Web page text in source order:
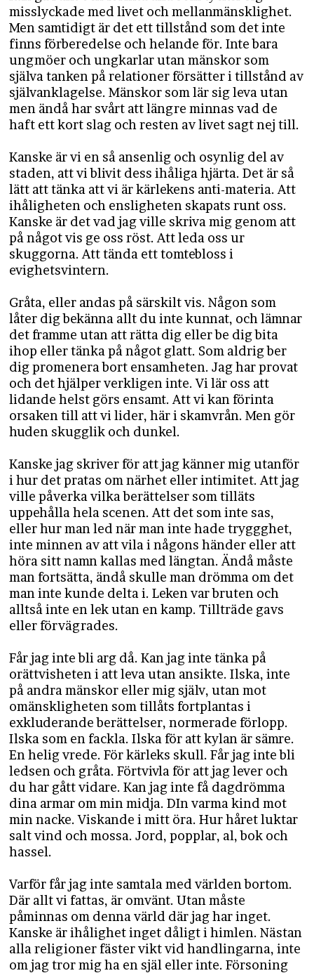
misslyckade med livet och mellanmänsklighet.
Men samtidigt är det ett tillstånd som det inte
finns förberedelse och helande för. Inte bara
ungmöer och ungkarlar utan mänskor som
själva tanken på relationer försätter i tillstånd av
självanklagelse. Mänskor som lär sig leva utan
men ändå har svårt att längre minnas vad de
haft ett kort slag och resten av livet sagt nej till.
Kanske är vi en så ansenlig och osynlig del av
staden, att vi blivit dess ihåliga hjärta. Det är så
lätt att tänka att vi är kärlekens anti-materia. Att
ihåligheten och ensligheten skapats runt oss.
Kanske är det vad jag ville skriva mig genom att
på något vis ge oss röst. Att leda oss ur
skuggorna. Att tända ett tomtebloss i
evighetsvintern.
Gråta, eller andas på särskilt vis. Någon som
låter dig bekänna allt du inte kunnat, och lämnar
det framme utan att rätta dig eller be dig bita
ihop eller tänka på något glatt. Som aldrig ber
dig promenera bort ensamheten. Jag har provat
och det hjälper verkligen inte. Vi lär oss att
lidande helst görs ensamt. Att vi kan förinta
orsaken till att vi lider, här i skamvrån. Men gör
huden skugglik och dunkel.
Kanske jag skriver för att jag känner mig utanför
i hur det pratas om närhet eller intimitet. Att jag
ville påverka vilka berättelser som tilläts
uppehålla hela scenen. Att det som inte sas,
eller hur man led när man inte hade tryggghet,
inte minnen av att vila i någons händer eller att
höra sitt namn kallas med längtan. Ändå måste
man fortsätta, ändå skulle man drömma om det
man inte kunde delta i. Leken var bruten och
alltså inte en lek utan en kamp. Tillträde gavs
eller förvägrades.
Får jag inte bli arg då. Kan jag inte tänka på
orättvisheten i att leva utan ansikte. Ilska, inte
på andra mänskor eller mig själv, utan mot
omänskligheten som tillåts fortplantas i
exkluderande berättelser, normerade förlopp.
Ilska som en fackla. Ilska för att kylan är sämre.
En helig vrede. För kärleks skull. Får jag inte bli
ledsen och gråta. Förtvivla för att jag lever och
du har gått vidare. Kan jag inte få dagdrömma
dina armar om min midja. DIn varma kind mot
min nacke. Viskande i mitt öra. Hur håret luktar
salt vind och mossa. Jord, popplar, al, bok och
hassel.
Varför får jag inte samtala med världen bortom.
Där allt vi fattas, är omvänt. Utan måste
påminnas om denna värld där jag har inget.
Kanske är ihålighet inget dåligt i himlen. Nästan
alla religioner fäster vikt vid handlingarna, inte
om jag tror mig ha en själ eller inte. Försoning